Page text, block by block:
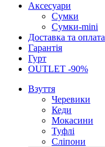
Аксесуари
Сумки
Сумки-mini
Доставка та оплата
Гарантія
Гурт
OUTLET -90%
Взуття
Черевики
Кеди
Мокасини
Туфлі
Сліпони